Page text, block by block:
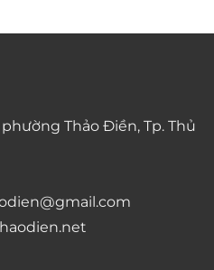
phường Thảo Điền, Tp. Thủ